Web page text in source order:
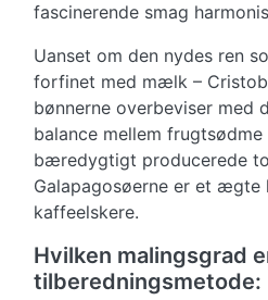
fascinerende smag
Uanset om den nydes ren
forfinet med mælk –
bønnerne overbeviser med
balance mellem
bæredygtigt producerede
Galapagosøerne er et
kaffeelskere.
Hvilken malingsgrad
tilberedningsmetode: